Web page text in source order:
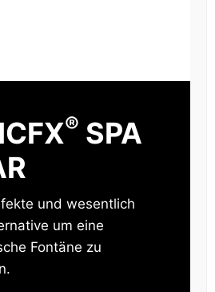
® SPA
und wesentlich
um eine
Fontäne zu